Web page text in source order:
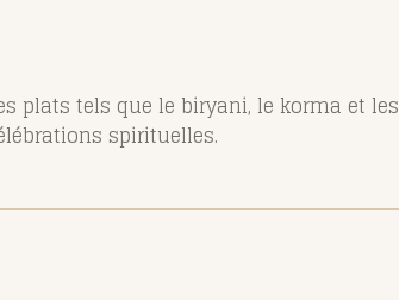
plats tels que le biryani, le korma et les
spirituelles.